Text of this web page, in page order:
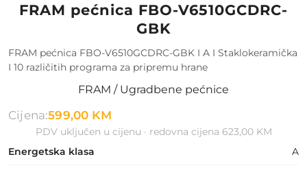
FRAM pećnica FBO-V6510GCDRC-
GBK
FRAM pećnica FBO-V6510GCDRC-GBK I A I Staklokeramička
I 10 različitih programa za pripremu hrane
FRAM / Ugradbene pećnice
Cijena:599,00 KM
PDV uključen u cijenu · redovna cijena 623,00 KM
Energetska klasa
A